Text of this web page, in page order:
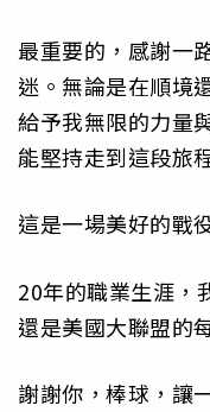
最重要的，感謝一
迷。無論是在順境
給予我無限的力量
能堅持走到這段旅
這是一場美好的戰
20年的職業生涯，
還是美國大聯盟的
謝謝你，棒球，讓